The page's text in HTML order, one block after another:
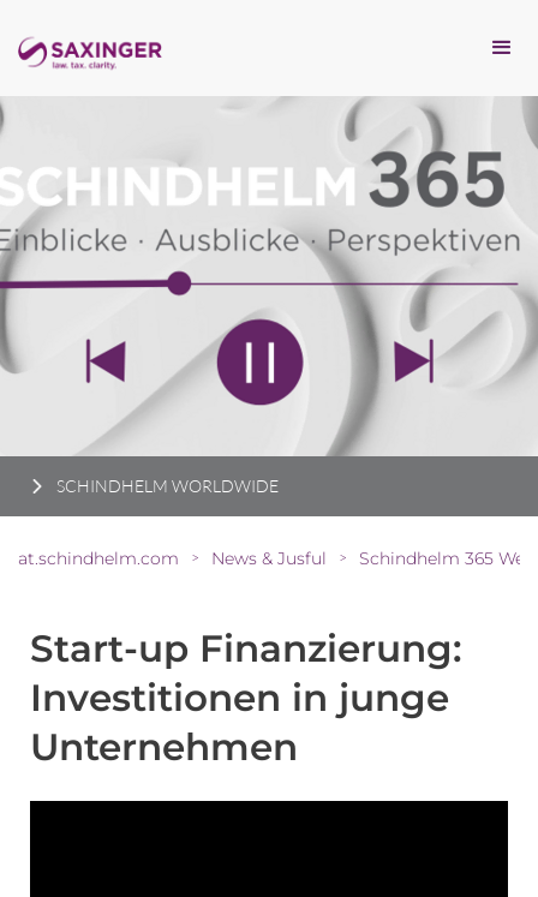
SCHINDHELM WORLDWIDE
at.schindhelm.com > News & Jusful > Schindhelm 365
Start-up Finanzierung:
Investitionen in junge
Unternehmen